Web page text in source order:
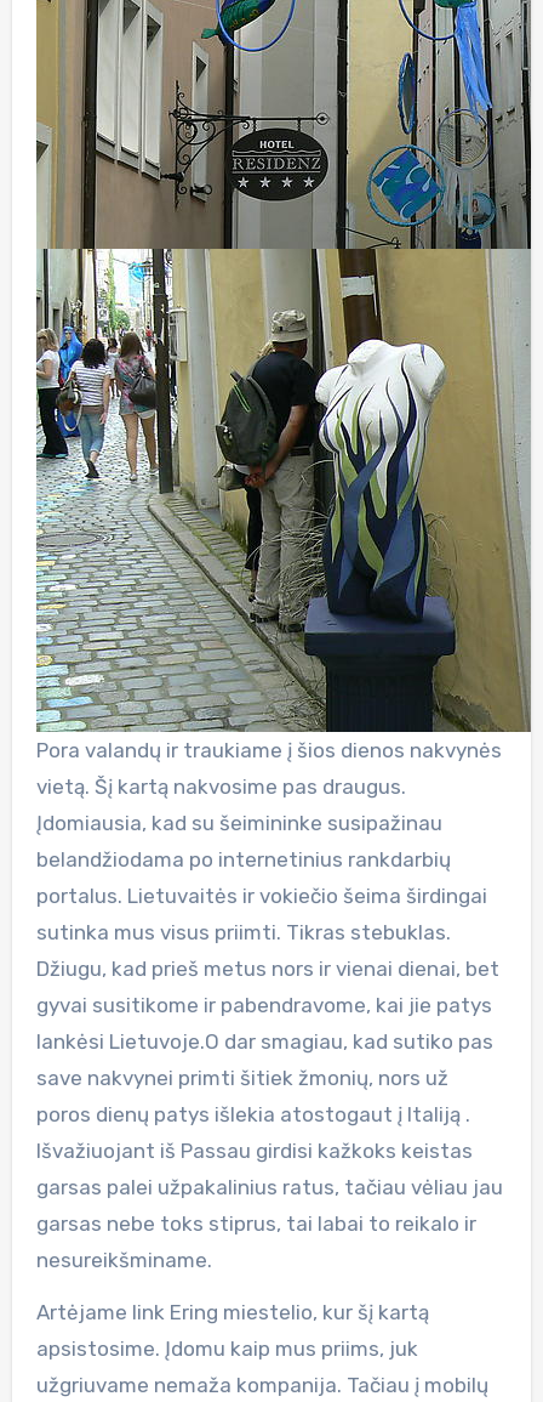
Pora valandų ir traukiame į šios dienos nakvynės
vietą. Šį kartą nakvosime pas draugus.
Įdomiausia, kad su šeimininke susipažinau
belandžiodama po internetinius rankdarbių
portalus. Lietuvaitės ir vokiečio šeima širdingai
sutinka mus visus priimti. Tikras stebuklas.
Džiugu, kad prieš metus nors ir vienai dienai, bet
gyvai susitikome ir pabendravome, kai jie patys
lankėsi Lietuvoje.O dar smagiau, kad sutiko pas
save nakvynei primti šitiek žmonių, nors už
poros dienų patys išlekia atostogaut į Italiją .
Išvažiuojant iš Passau girdisi kažkoks keistas
garsas palei užpakalinius ratus, tačiau vėliau jau
garsas nebe toks stiprus, tai labai to reikalo ir
nesureikšminame.
Artėjame link Ering miestelio, kur šį kartą
apsistosime. Įdomu kaip mus priims, juk
užgriuvame nemaža kompanija. Tačiau į mobilų